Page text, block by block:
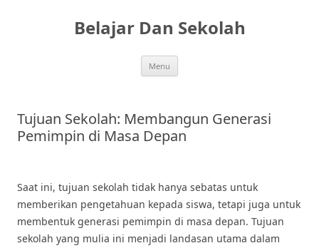
Belajar Dan Sekolah
Menu
Tujuan Sekolah: Membangun Generasi
Pemimpin di Masa Depan
Saat ini, tujuan sekolah tidak hanya sebatas untuk
memberikan pengetahuan kepada siswa, tetapi juga untuk
membentuk generasi pemimpin di masa depan. Tujuan
sekolah yang mulia ini menjadi landasan utama dalam